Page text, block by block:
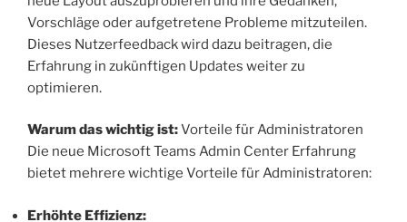
Vorschläge oder aufgetretene Probleme mitzuteilen.
Dieses Nutzerfeedback wird dazu beitragen, die
Erfahrung in zukünftigen Updates weiter zu
optimieren.
Warum das wichtig ist:Vorteile für Administratoren
Die neue Microsoft Teams Admin Center Erfahrung
bietet mehrere wichtige Vorteile für Administratoren:
Erhöhte Effizienz: